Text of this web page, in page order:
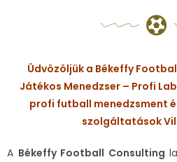
Üdvözöljük a Békeffy
Játékos Menedzser – Profi
profi futball menedzsment
szolgáltatások
A Békeffy Football Consulting